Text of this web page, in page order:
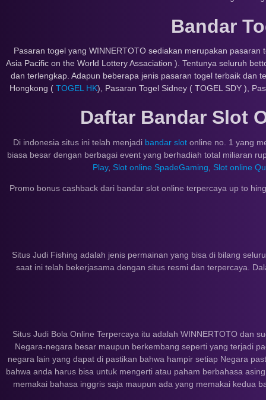
Bandar
Pasaran togel yang WINNERTOTO sediakan merupakan
Asia Pacific on the World Lottery Assaciation ). Tentunya seluruh
dan terlengkap. Adapun beberapa jenis pasaran togel terbaik dan
Hongkong ( TOGEL HK), Pasaran Togel Sidney ( TOGEL SDY ),
Daftar Bandar Slot
Di indonesia situs ini telah menjadi bandar slot online no. 1 yang
biasa besar dengan berbagai event yang berhadiah total miliaran
Play, Slot online SpadeGaming Slot online
Promo bonus cashback dari bandar slot online terpercaya up to
Situs Judi Fishing adalah jenis permainan yang bisa di bilang
saat ini telah bekerjasama dengan situs resmi dan terpercaya.
Situs Judi Bola Online Terpercaya itu adalah WINNERTOTO dan
Negara-negara besar maupun berkembang seperti yang terjadi
negara lain yang dapat di pastikan bahwa hampir setiap Negara
bahwa anda harus bisa untuk mengerti atau paham berbahasa
memakai bahasa inggris saja maupun ada yang memakai kedua